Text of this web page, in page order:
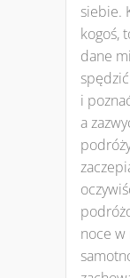
siebie.
kogoś,
dane
i
a
noce w